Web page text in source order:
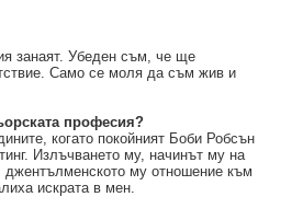
занаят. Убеден съм, че ще
Само се моля да съм жив и
професия?
когато покойният Боби Робсън
Излъчването му, начинът му на
джентълменското му отношение към
искрата в мен.